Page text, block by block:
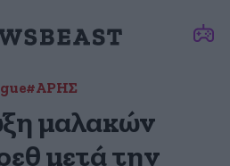
#ΑΡΗΣ
μαλακών
μετά την